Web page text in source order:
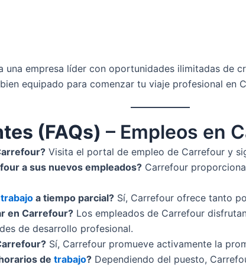
una empresa líder con oportunidades ilimitadas de
equipado para comenzar tu viaje profesional en
(FAQs) – Empleos en
Visita el portal de empleo de Carrefour y
a sus nuevos empleados? Carrefour
trabajo a tiempo parcial? Sí, Carrefour ofrece tanto
en Carrefour? Los empleados de Carrefour
de desarrollo profesional.
Sí, Carrefour promueve activamente la
de trabajo? Dependiendo del puesto,